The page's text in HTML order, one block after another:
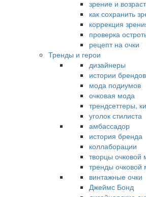
зрение и возраст
как сохранить
коррекция
проверка
рецепт на очки
Тренды и герои
дизайнеры
истории брендов
мода подиумов
очковая мода
трендсеттеры,
уголок стилиста
амбассадор
история бренда
коллаборации
творцы очковой
тренды очковой
винтажные очки
Джеймс Бонд